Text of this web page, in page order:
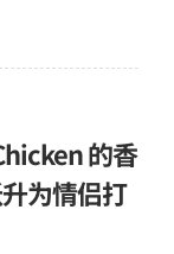
的香
为情侣打